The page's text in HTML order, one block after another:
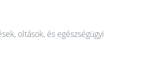
oltások, és egészségügyi